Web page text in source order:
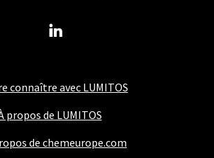
connaître avec LUMITOS
propos de LUMITOS
de chemeurope.com